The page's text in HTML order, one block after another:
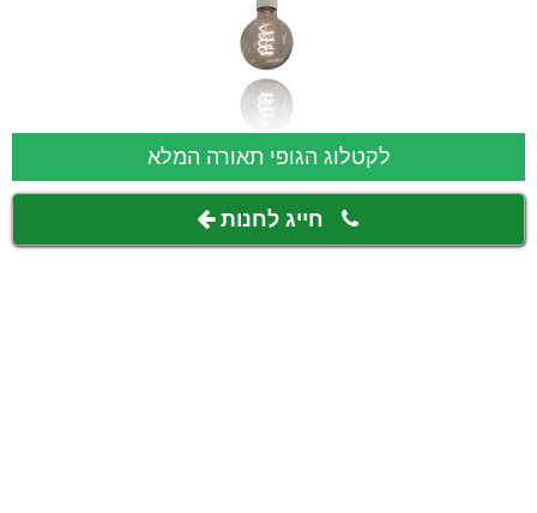
לקטלוג הגופי תאורה המלא
חייג לחנות